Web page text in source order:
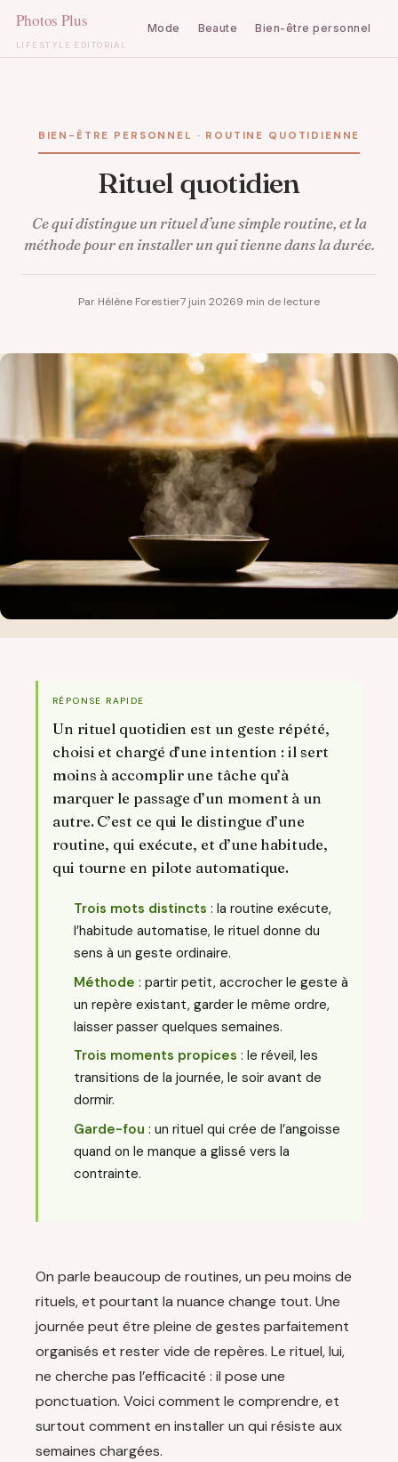
LIFESTYLE ÉDITORIAL
Mode Beaute Bien-être personnel
BIEN-ÊTRE PERSONNEL · ROUTINE QUOTIDIENNE
Rituel quotidien
Ce qui distingue un rituel d’une simple routine, et la
méthode pour en installer un qui tienne dans la durée.
Par Hélène Forestier7 juin 20269 min de lecture
RÉPONSE RAPIDE
Un rituel quotidien est un geste répété,
choisi et chargé d’une intention : il sert
moins à accomplir une tâche qu’à
marquer le passage d’un moment à un
autre. C’est ce qui le distingue d’une
routine, qui exécute, et d’une habitude,
qui tourne en pilote automatique.
Trois mots distincts : la routine exécute,
l’habitude automatise, le rituel donne du
sens à un geste ordinaire.
Méthode : partir petit, accrocher le geste à
un repère existant, garder le même ordre,
laisser passer quelques semaines.
Trois moments propices : le réveil, les
transitions de la journée, le soir avant de
dormir.
Garde-fou : un rituel qui crée de l’angoisse
quand on le manque a glissé vers la
contrainte.
On parle beaucoup de routines, un peu moins de
rituels, et pourtant la nuance change tout. Une
journée peut être pleine de gestes parfaitement
organisés et rester vide de repères. Le rituel, lui,
ne cherche pas l’efficacité : il pose une
ponctuation. Voici comment le comprendre, et
surtout comment en installer un qui résiste aux
semaines chargées.